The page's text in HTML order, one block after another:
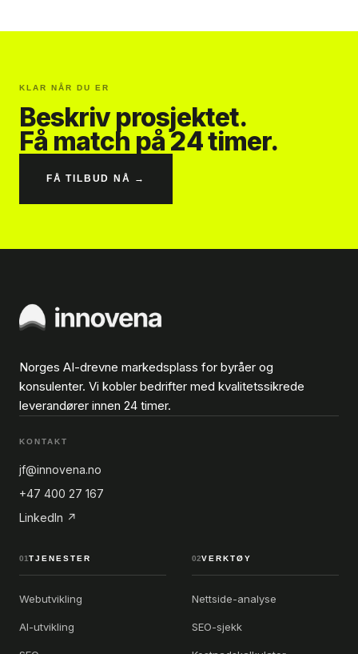
KLAR NÅR DU ER
Beskriv prosjektet.
Få match på 24 timer.
FÅ TILBUD NÅ →
Norges AI-drevne markedsplass for byråer og
konsulenter. Vi kobler bedrifter med kvalitetssikrede
leverandører innen 24 timer.
KONTAKT
jf@innovena.no
+47 400 27 167
LinkedIn ↗
01TJENESTER
Webutvikling
AI-utvikling
02VERKTØY
Nettside-analyse
SEO-sjekk